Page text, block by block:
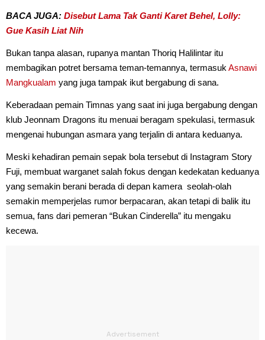
BACA JUGA: Disebut Lama Tak Ganti Karet Behel, Lolly:
Gue Kasih Liat Nih
Bukan tanpa alasan, rupanya mantan Thoriq Halilintar itu
membagikan potret bersama teman-temannya, termasuk Asnawi
Mangkualam yang juga tampak ikut bergabung di sana.
Keberadaan pemain Timnas yang saat ini juga bergabung dengan
klub Jeonnam Dragons itu menuai beragam spekulasi, termasuk
mengenai hubungan asmara yang terjalin di antara keduanya.
Meski kehadiran pemain sepak bola tersebut di Instagram Story
Fuji, membuat warganet salah fokus dengan kedekatan keduanya
yang semakin berani berada di depan kamera seolah-olah
semakin memperjelas rumor berpacaran, akan tetapi di balik itu
semua, fans dari pemeran “Bukan Cinderella” itu mengaku
kecewa.